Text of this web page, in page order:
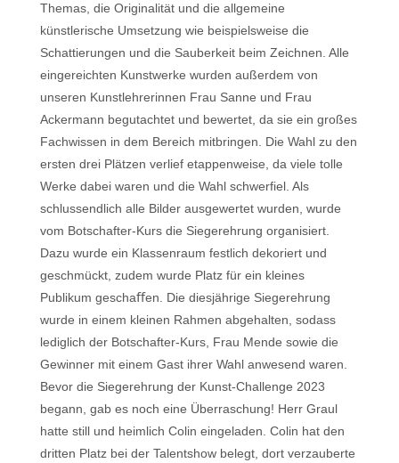
Themas, die Originalität und die allgemeine
künstlerische Umsetzung wie beispielsweise die
Schattierungen und die Sauberkeit beim Zeichnen. Alle
eingereichten Kunstwerke wurden außerdem von
unseren Kunstlehrerinnen Frau Sanne und Frau
Ackermann begutachtet und bewertet, da sie ein großes
Fachwissen in dem Bereich mitbringen. Die Wahl zu den
ersten drei Plätzen verlief etappenweise, da viele tolle
Werke dabei waren und die Wahl schwerfiel. Als
schlussendlich alle Bilder ausgewertet wurden, wurde
vom Botschafter-Kurs die Siegerehrung organisiert.
Dazu wurde ein Klassenraum festlich dekoriert und
geschmückt, zudem wurde Platz für ein kleines
Publikum geschaﬀen. Die diesjährige Siegerehrung
wurde in einem kleinen Rahmen abgehalten, sodass
lediglich der Botschafter-Kurs, Frau Mende sowie die
Gewinner mit einem Gast ihrer Wahl anwesend waren.
Bevor die Siegerehrung der Kunst-Challenge 2023
begann, gab es noch eine Überraschung! Herr Graul
hatte still und heimlich Colin eingeladen. Colin hat den
dritten Platz bei der Talentshow belegt, dort verzauberte